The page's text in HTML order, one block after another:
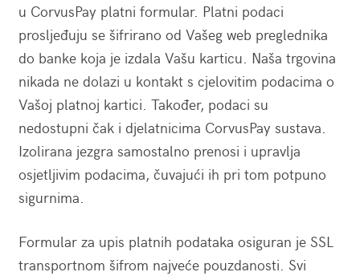
u CorvusPay platni formular. Platni podaci
prosljeđuju se šifrirano od Vašeg web preglednika
do banke koja je izdala Vašu karticu. Naša trgovina
nikada ne dolazi u kontakt s cjelovitim podacima o
Vašoj platnoj kartici. Također, podaci su
nedostupni čak i djelatnicima CorvusPay sustava.
Izolirana jezgra samostalno prenosi i upravlja
osjetljivim podacima, čuvajući ih pri tom potpuno
sigurnima.
Formular za upis platnih podataka osiguran je SSL
transportnom šifrom najveće pouzdanosti. Svi